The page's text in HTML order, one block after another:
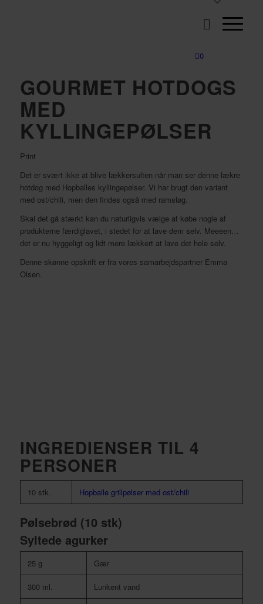
0
GOURMET HOTDOGS
MED
KYLLINGEPØLSER
Print
Det er svært ikke at blive lækkersulten når man ser denne lækre
hotdog med Hopballes kyllingepølser. Vi har brugt den variant
med ost/chili, men den findes også med ramsløg.
Skal det gå stærkt kan du naturligvis vælge at købe nogle af
produkterne færdiglavet, i stedet for at lave dem selv. Meeeen…
det er nu hyggeligt og lidt mere lækkert at lave det hele selv.
Denne skønne opskrift er fra vores samarbejdspartner Emma
Olsen.
INGREDIENSER TIL 4
PERSONER
10 stk. Hopballe grillpølser med ost/chili
Pølsebrød (10 stk)
Syltede agurker
25 g Gær
300 ml. Lunkent vand